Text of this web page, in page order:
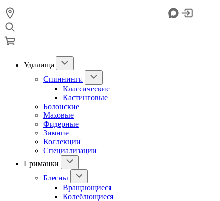
Удилища
Спиннинги
Классические
Кастинговые
Болонские
Маховые
Фидерные
Зимние
Коллекции
Специализации
Приманки
Блесны
Вращающиеся
Колеблющиеся